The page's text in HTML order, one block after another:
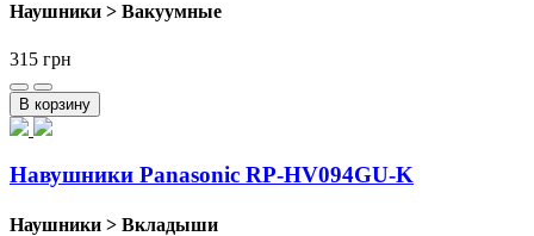
Наушники > Вакуумные
315 грн
В корзину
Навушники Panasonic RP-HV094GU-K
Наушники > Вкладыши